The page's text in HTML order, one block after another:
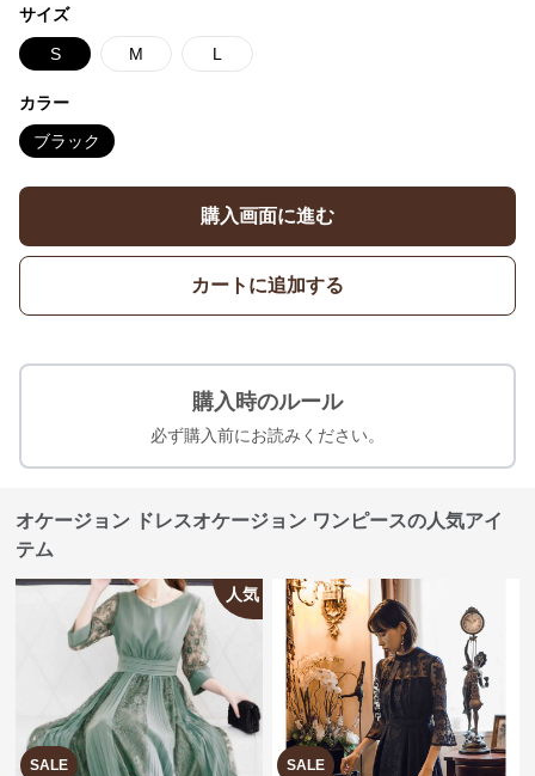
サイズ
S M L
カラー
ブラック
購入画面に進む
カートに追加する
購入時のルール
必ず購入前にお読みください。
オケージョン ドレスオケージョン ワンピースの人気アイ
テム
SALE
人気
SALE